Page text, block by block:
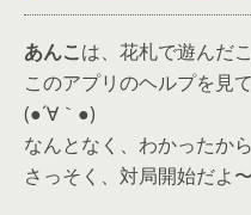
あんこは、花札で遊んだ
このアプリのヘルプを見
(●´∀｀●)
なんとなく、わかったから
さっそく、対局開始だよ〜